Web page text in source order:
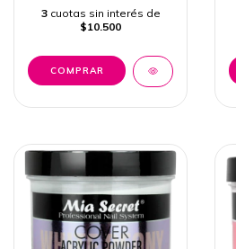
3 cuotas sin interés de
$10.500